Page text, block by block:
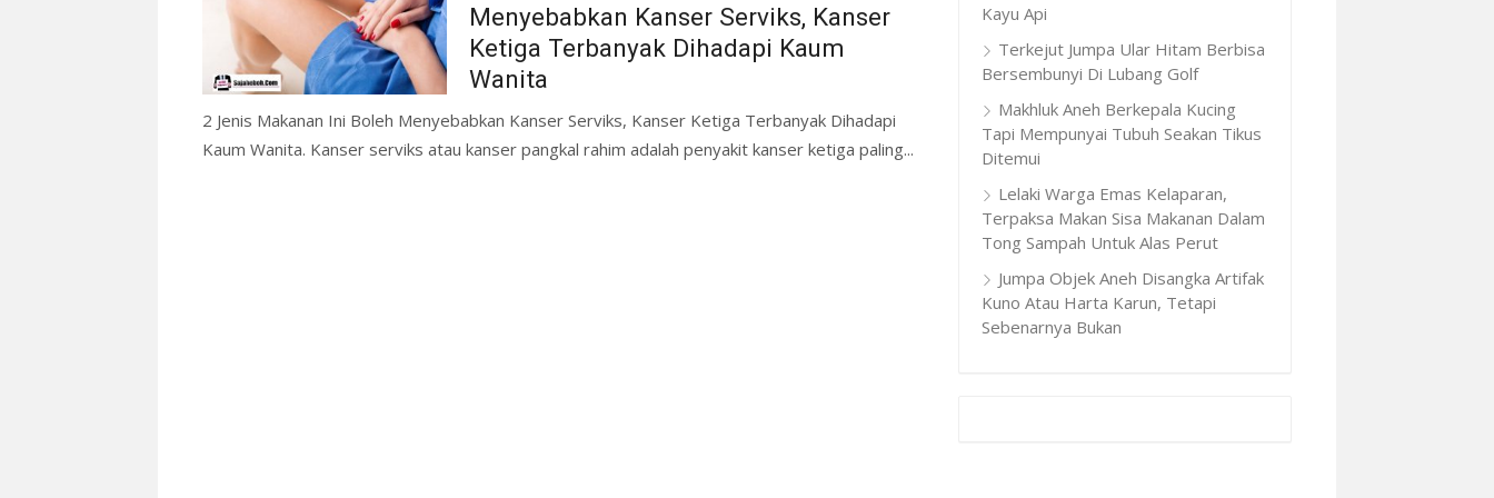
Menyebabkan Kanser Serviks, Kanser
Ketiga Terbanyak Dihadapi Kaum
Wanita
2 Jenis Makanan Ini Boleh Menyebabkan Kanser Serviks, Kanser Ketiga Terbanyak Dihadapi
Kaum Wanita. Kanser serviks atau kanser pangkal rahim adalah penyakit kanser ketiga paling...
Kayu Api
Terkejut Jumpa Ular Hitam Berbisa
Bersembunyi Di Lubang Golf
Makhluk Aneh Berkepala Kucing
Tapi Mempunyai Tubuh Seakan Tikus
Ditemui
Lelaki Warga Emas Kelaparan,
Terpaksa Makan Sisa Makanan Dalam
Tong Sampah Untuk Alas Perut
Jumpa Objek Aneh Disangka Artifak
Kuno Atau Harta Karun, Tetapi
Sebenarnya Bukan